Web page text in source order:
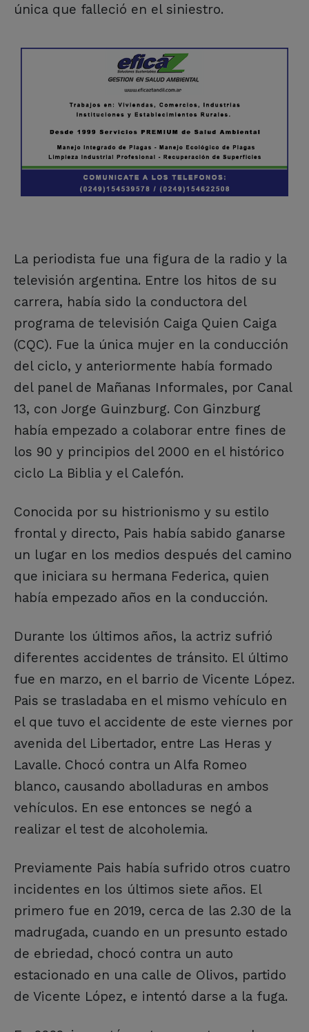
única que falleció en el siniestro.
La periodista fue una figura de la radio y la
televisión argentina. Entre los hitos de su
carrera, había sido la conductora del
programa de televisión Caiga Quien Caiga
(CQC). Fue la única mujer en la conducción
del ciclo, y anteriormente había formado
del panel de Mañanas Informales, por Canal
13, con Jorge Guinzburg. Con Ginzburg
había empezado a colaborar entre fines de
los 90 y principios del 2000 en el histórico
ciclo La Biblia y el Calefón.
Conocida por su histrionismo y su estilo
frontal y directo, Pais había sabido ganarse
un lugar en los medios después del camino
que iniciara su hermana Federica, quien
había empezado años en la conducción.
Durante los últimos años, la actriz sufrió
diferentes accidentes de tránsito. El último
fue en marzo, en el barrio de Vicente López.
Pais se trasladaba en el mismo vehículo en
el que tuvo el accidente de este viernes por
avenida del Libertador, entre Las Heras y
Lavalle. Chocó contra un Alfa Romeo
blanco, causando abolladuras en ambos
vehículos. En ese entonces se negó a
realizar el test de alcoholemia.
Previamente Pais había sufrido otros cuatro
incidentes en los últimos siete años. El
primero fue en 2019, cerca de las 2.30 de la
madrugada, cuando en un presunto estado
de ebriedad, chocó contra un auto
estacionado en una calle de Olivos, partido
de Vicente López, e intentó darse a la fuga.